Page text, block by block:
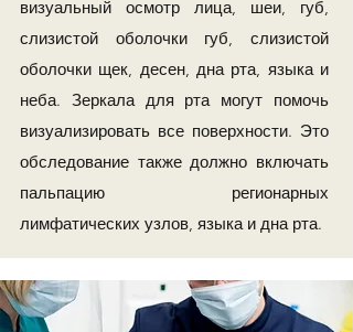
визуальный осмотр лица, шеи, губ,
слизистой оболочки губ, слизистой
оболочки щек, десен, дна рта, языка и
неба. Зеркала для рта могут помочь
визуализировать все поверхности. Это
обследование также должно включать
пальпацию регионарных
лимфатических узлов, языка и дна рта.